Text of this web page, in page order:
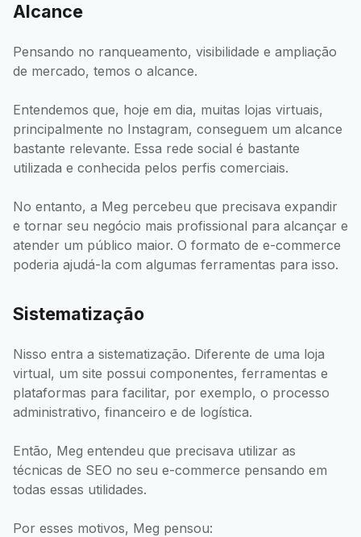
Alcance
Pensando no ranqueamento, visibilidade e ampliação
de mercado, temos o alcance.
Entendemos que, hoje em dia, muitas lojas virtuais,
principalmente no Instagram, conseguem um alcance
bastante relevante. Essa rede social é bastante
utilizada e conhecida pelos perfis comerciais.
No entanto, a Meg percebeu que precisava expandir
e tornar seu negócio mais profissional para alcançar e
atender um público maior. O formato de e-commerce
poderia ajudá-la com algumas ferramentas para isso.
Sistematização
Nisso entra a sistematização. Diferente de uma loja
virtual, um site possui componentes, ferramentas e
plataformas para facilitar, por exemplo, o processo
administrativo, financeiro e de logística.
Então, Meg entendeu que precisava utilizar as
técnicas de SEO no seu e-commerce pensando em
todas essas utilidades.
Por esses motivos, Meg pensou: